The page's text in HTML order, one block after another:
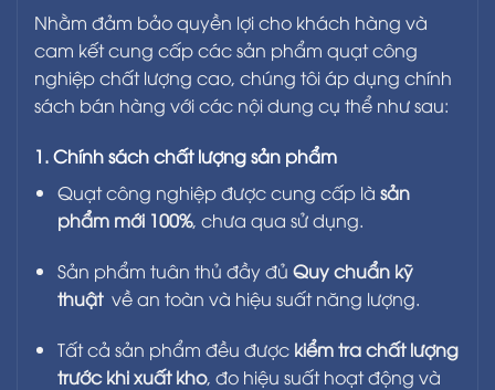
Cải thiện lưu thông không khí
Nâng cao hiệu suất làm việc của người lao
động
Giảm stress nhiệt cho vật nuôi, tăng năng suất
chăn nuôi
tiết kiệm chi phí.
PMSM 733S (Quạt trần công nghiệp HVLS
Nhằm đảm bảo quyền lợi cho khách hàng và
cam kết cung cấp các sản phẩm quạt công
nghiệp chất lượng cao, chúng tôi áp dụng chính
sách bán hàng với các nội dung cụ thể như sau:
1. Chính sách chất lượng sản phẩm
Quạt công nghiệp được cung cấp là sản
phẩm mới 100%, chưa qua sử dụng.
Sản phẩm tuân thủ đầy đủ Quy chuẩn kỹ
thuật về an toàn và hiệu suất năng lượng.
Tất cả sản phẩm đều được kiểm tra chất lượng
trước khi xuất kho, đo hiệu suất hoạt động và